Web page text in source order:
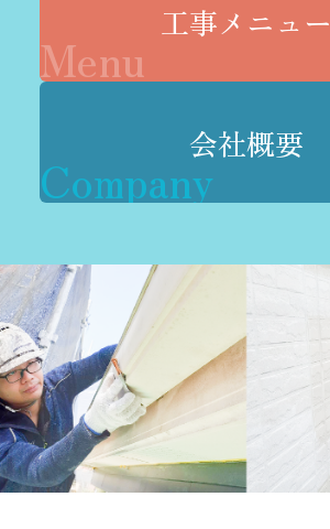
工事メニュー
Menu
会社概要
Company